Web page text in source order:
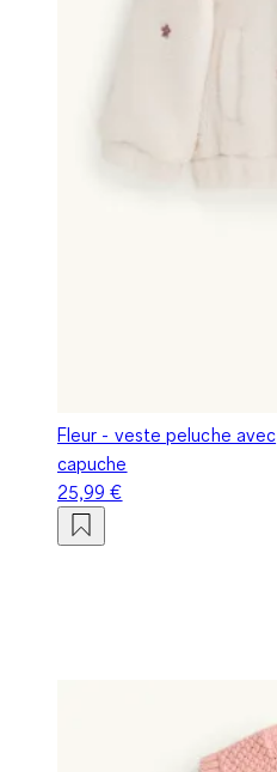
Fleur - veste peluche avec
capuche
25,99 €